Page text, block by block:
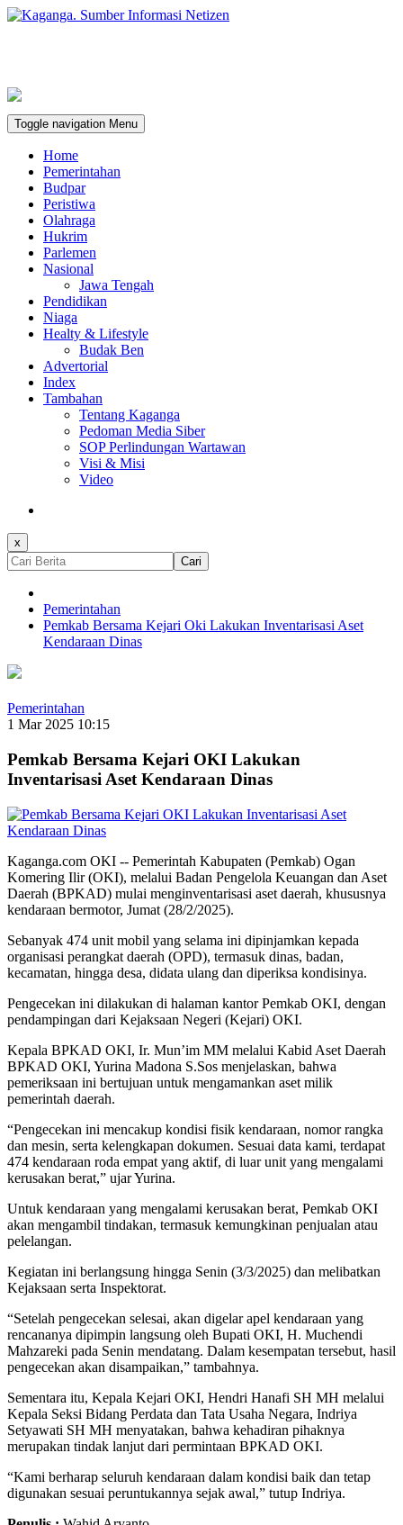
Toggle navigation Menu
Home
Pemerintahan
Budpar
Peristiwa
Olahraga
Hukrim
Parlemen
Nasional
Jawa Tengah
Pendidikan
Niaga
Healty & Lifestyle
Budak Ben
Advertorial
Index
Tambahan
Tentang Kaganga
Pedoman Media Siber
SOP Perlindungan Wartawan
Visi & Misi
Video
x
Cari
Pemerintahan
Pemkab Bersama Kejari Oki Lakukan Inventarisasi Aset
Kendaraan Dinas
Pemerintahan
1 Mar 2025 10:15
Pemkab Bersama Kejari OKI Lakukan
Inventarisasi Aset Kendaraan Dinas
Kaganga.com OKI -- Pemerintah Kabupaten (Pemkab) Ogan
Komering Ilir (OKI), melalui Badan Pengelola Keuangan dan Aset
Daerah (BPKAD) mulai menginventarisasi aset daerah, khususnya
kendaraan bermotor, Jumat (28/2/2025).
Sebanyak 474 unit mobil yang selama ini dipinjamkan kepada
organisasi perangkat daerah (OPD), termasuk dinas, badan,
kecamatan, hingga desa, didata ulang dan diperiksa kondisinya.
Pengecekan ini dilakukan di halaman kantor Pemkab OKI, dengan
pendampingan dari Kejaksaan Negeri (Kejari) OKI.
Kepala BPKAD OKI, Ir. Mun’im MM melalui Kabid Aset Daerah
BPKAD OKI, Yurina Madona S.Sos menjelaskan, bahwa
pemeriksaan ini bertujuan untuk mengamankan aset milik
pemerintah daerah.
“Pengecekan ini mencakup kondisi fisik kendaraan, nomor rangka
dan mesin, serta kelengkapan dokumen. Sesuai data kami, terdapat
474 kendaraan roda empat yang aktif, di luar unit yang mengalami
kerusakan berat,” ujar Yurina.
Untuk kendaraan yang mengalami kerusakan berat, Pemkab OKI
akan mengambil tindakan, termasuk kemungkinan penjualan atau
pelelangan.
Kegiatan ini berlangsung hingga Senin (3/3/2025) dan melibatkan
Kejaksaan serta Inspektorat.
“Setelah pengecekan selesai, akan digelar apel kendaraan yang
rencananya dipimpin langsung oleh Bupati OKI, H. Muchendi
Mahzareki pada Senin mendatang. Dalam kesempatan tersebut, hasil
pengecekan akan disampaikan,” tambahnya.
Sementara itu, Kepala Kejari OKI, Hendri Hanafi SH MH melalui
Kepala Seksi Bidang Perdata dan Tata Usaha Negara, Indriya
Setyawati SH MH menyatakan, bahwa kehadiran pihaknya
merupakan tindak lanjut dari permintaan BPKAD OKI.
“Kami berharap seluruh kendaraan dalam kondisi baik dan tetap
digunakan sesuai peruntukannya sejak awal,” tutup Indriya.